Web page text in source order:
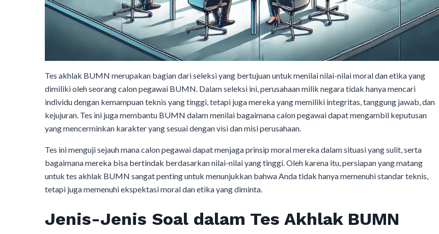
Tes akhlak BUMN merupakan bagian dari seleksi yang bertujuan untuk menilai nilai-nilai moral dan etika yang
dimiliki oleh seorang calon pegawai BUMN. Dalam seleksi ini, perusahaan milik negara tidak hanya mencari
individu dengan kemampuan teknis yang tinggi, tetapi juga mereka yang memiliki integritas, tanggung jawab, dan
kejujuran. Tes ini juga membantu BUMN dalam menilai bagaimana calon pegawai dapat mengambil keputusan
yang mencerminkan karakter yang sesuai dengan visi dan misi perusahaan.
Tes ini menguji sejauh mana calon pegawai dapat menjaga prinsip moral mereka dalam situasi yang sulit, serta
bagaimana mereka bisa bertindak berdasarkan nilai-nilai yang tinggi. Oleh karena itu, persiapan yang matang
untuk tes akhlak BUMN sangat penting untuk menunjukkan bahwa Anda tidak hanya memenuhi standar teknis,
tetapi juga memenuhi ekspektasi moral dan etika yang diminta.
Jenis-Jenis Soal dalam Tes Akhlak BUMN